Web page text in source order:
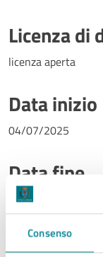
Consenso
Licenza di
licenza aperta
Data inizio
04/07/2025
Data fine
04/07/2025